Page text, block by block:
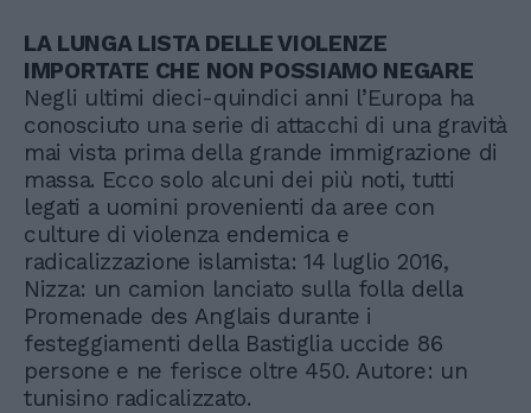
LA LUNGA LISTA DELLE VIOLENZE
IMPORTATE CHE NON POSSIAMO NEGARE
Negli ultimi dieci-quindici anni l’Europa ha
conosciuto una serie di attacchi di una gravità
mai vista prima della grande immigrazione di
massa. Ecco solo alcuni dei più noti, tutti
legati a uomini provenienti da aree con
culture di violenza endemica e
radicalizzazione islamista: 14 luglio 2016,
Nizza: un camion lanciato sulla folla della
Promenade des Anglais durante i
festeggiamenti della Bastiglia uccide 86
persone e ne ferisce oltre 450. Autore: un
tunisino radicalizzato.